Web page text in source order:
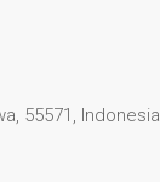
55571, Indonesia